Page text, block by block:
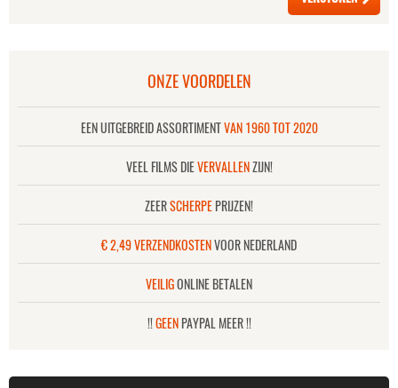
ONZE VOORDELEN
EEN UITGEBREID ASSORTIMENTVAN 1960 TOT 2020
VEEL FILMS DIEVERVALLENZIJN!
ZEERSCHERPEPRIJZEN!
€ 2,49 VERZENDKOSTENVOOR NEDERLAND
VEILIGONLINE BETALEN
!!GEENPAYPAL MEER !!